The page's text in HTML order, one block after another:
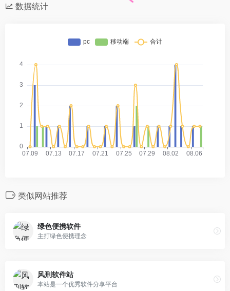
数据统计
类似网站推荐
绿色便携软件
主打绿色便携理念
风刑软件站
本站是一个优秀软件分享平台